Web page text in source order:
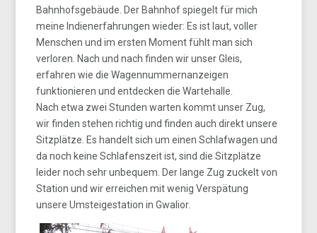
Bahnhofsgebäude. Der Bahnhof spiegelt für mich
meine Indienerfahrungen wieder: Es ist laut, voller
Menschen und im ersten Moment fühlt man sich
verloren. Nach und nach finden wir unser Gleis,
erfahren wie die Wagennummernanzeigen
funktionieren und entdecken die Wartehalle.
Nach etwa zwei Stunden warten kommt unser Zug,
wir finden stehen richtig und finden auch direkt unsere
Sitzplätze. Es handelt sich um einen Schlafwagen und
da noch keine Schlafenszeit ist, sind die Sitzplätze
leider noch sehr unbequem. Der lange Zug zuckelt von
Station und wir erreichen mit wenig Verspätung
unsere Umsteigestation in Gwalior.